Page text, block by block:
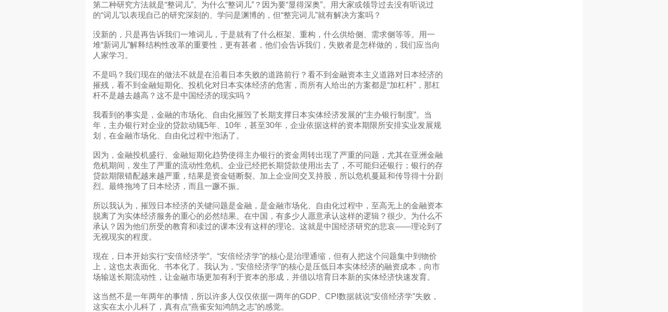
第二种研究方法就是“整词儿”。为什么“整词儿”？因为要“显得深奥”。用大家或领导过去没有听说过
的“词儿”以表现自己的研究深刻的、学问是渊博的，但“整完词儿”就有解决方案吗？
没新的，只是再告诉我们一堆词儿，于是就有了什么框架、重构，什么供给侧、需求侧等等。用一
堆“新词儿”解释结构性改革的重要性，更有甚者，他们会告诉我们，失败者是怎样做的，我们应当向
人家学习。
不是吗？我们现在的做法不就是在沿着日本失败的道路前行？看不到金融资本主义道路对日本经济的
摧残，看不到金融短期化、投机化对日本实体经济的危害，而所有人给出的方案都是“加杠杆”，那杠
杆不是越去越高？这不是中国经济的现实吗？
我看到的事实是，金融的市场化、自由化摧毁了长期支撑日本实体经济发展的“主办银行制度”。当
年，主办银行对企业的贷款动辄5年、10年，甚至30年，企业依据这样的资本期限所安排实业发展规
划，在金融市场化、自由化过程中泡汤了。
因为，金融投机盛行、金融短期化趋势使得主办银行的资金周转出现了严重的问题，尤其在亚洲金融
危机期间，发生了严重的流动性危机。企业已经把长期贷款使用出去了，不可能归还银行；银行的存
贷款期限错配越来越严重，结果是资金链断裂。加上企业间交叉持股，所以危机蔓延和传导得十分剧
烈。最终拖垮了日本经济，而且一蹶不振。
所以我认为，摧毁日本经济的关键问题是金融，是金融市场化、自由化过程中，至高无上的金融资本
脱离了为实体经济服务的重心的必然结果。在中国，有多少人愿意承认这样的逻辑？很少。为什么不
承认？因为他们所受的教育和读过的课本没有这样的理论。这就是中国经济研究的悲哀——理论到了
无视现实的程度。
现在，日本开始实行“安倍经济学”。“安倍经济学”的核心是治理通缩，但有人把这个问题集中到物价
上，这也太表面化、书本化了。我认为，“安倍经济学”的核心是压低日本实体经济的融资成本，向市
场输送长期流动性，让金融市场更加有利于资本的形成，并借以培育日本新的实体经济快速发育。
这当然不是一年两年的事情，所以许多人仅仅依据一两年的GDP、CPI数据就说“安倍经济学”失败，
这实在太小儿科了，真有点“燕雀安知鸿鹄之志”的感觉。